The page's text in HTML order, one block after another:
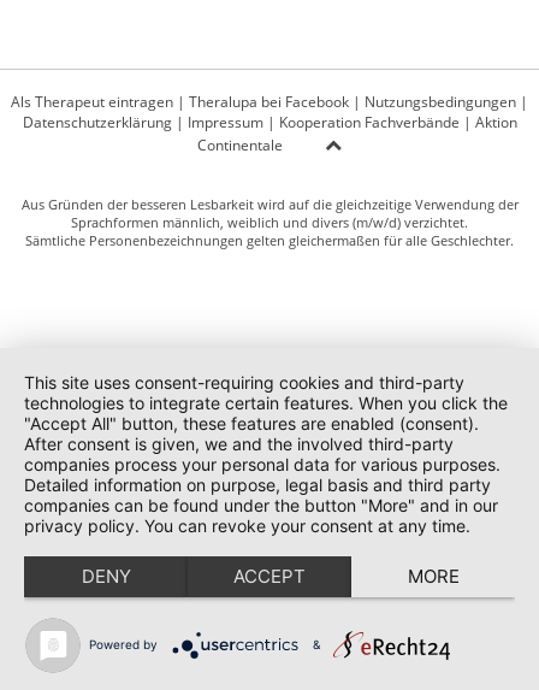
Als Therapeut eintragen | Theralupa bei Facebook | Nutzungsbedingungen |
Datenschutzerklärung| Impressum| Kooperation Fachverbände | Aktion
Continentale
Aus Gründen der besseren Lesbarkeit wird auf die gleichzeitige Verwendung der
Sprachformen männlich, weiblich und divers (m/w/d) verzichtet.
Sämtliche Personenbezeichnungen gelten gleichermaßen für alle Geschlechter.
This site uses consent-requiring cookies and third-party
technologies to integrate certain features. When you click the
"Accept All" button, these features are enabled (consent).
After consent is given, we and the involved third-party
companies process your personal data for various purposes.
Detailed information on purpose, legal basis and third party
companies can be found under the button "More" and in our
privacy policy. You can revoke your consent at any time.
DENY ACCEPT MORE
Powered by &